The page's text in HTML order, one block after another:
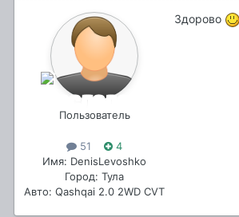
Пользователь
51
4
Имя: DenisLevoshko
Город: Тула
Авто: Qashqai 2.0 2WD CVT
Здорово